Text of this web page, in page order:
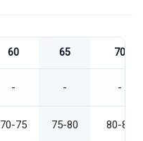
60 65 70
- - -
70-75 75-80 80-85